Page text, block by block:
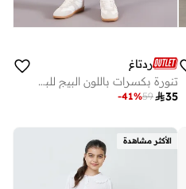
ردتاغ
تنورة بكسرات باللون البيج للبنات الكبار
35
59
-41%
الأكثر مشاهدة